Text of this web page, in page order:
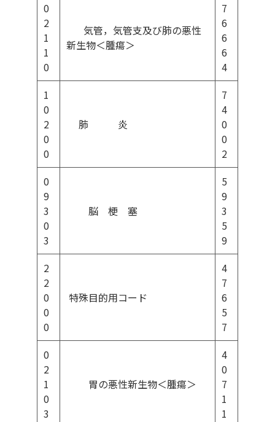
0
2
1
1
0
気管，気管支及び肺の悪性
新生物＜腫瘍＞
7
6
6
6
4
1
0
2
0
0
肺 炎
7
4
0
0
2
0
9
3
0
3
脳 梗 塞
5
9
3
5
9
2
2
0
0
0
特殊目的用コード
4
7
6
5
7
0
2
1
0
3
胃の悪性新生物＜腫瘍＞
4
0
7
1
1